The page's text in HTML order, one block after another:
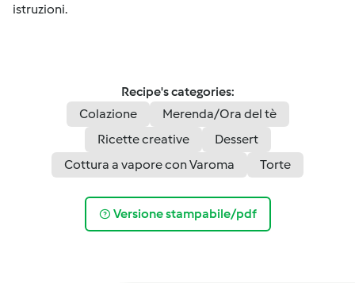
istruzioni.
Recipe's categories:
Colazione
Merenda/Ora del tè
Ricette creative
Dessert
Cottura a vapore con Varoma
Torte
Versione stampabile/pdf